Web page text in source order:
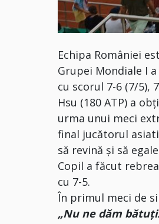
Echipa României
Grupei Mondiale I
cu scorul 7-6 (7/5),
Hsu (180 ATP) a
urma unui meci
final jucătorul
să revină şi să
Copil a făcut
cu 7-5.
În primul meci de
„Nu ne dăm